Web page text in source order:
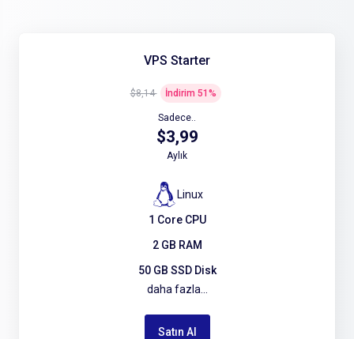
VPS Starter
$8,14 İndirim 51 %
Sadece..
$3,99
Aylık
Linux
1 Core CPU
2 GB RAM
50 GB SSD Disk
daha fazla...
Satın Al